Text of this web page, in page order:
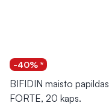
-40% *
BIFIDIN maisto papildas
FORTE, 20 kaps.